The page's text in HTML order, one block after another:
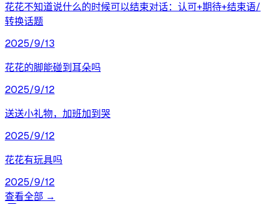
花花不知道说什么的时候可以结束对话：认可+期待+结束语/
转换话题
2025/9/13
花花的脚能碰到耳朵吗
2025/9/12
送送小礼物，加班加到哭
2025/9/12
花花有玩具吗
2025/9/12
查看全部 →